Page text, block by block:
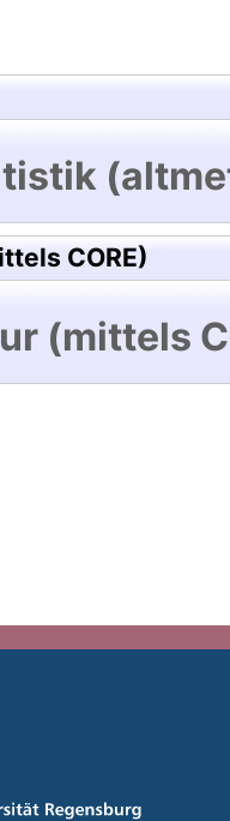
CORE)
(mittels